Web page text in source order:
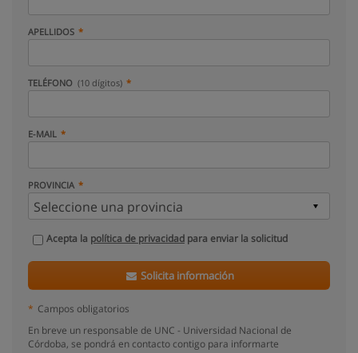
APELLIDOS
TELÉFONO (10 dígitos)
E-MAIL
PROVINCIA
Acepta la política de privacidad para enviar la solicitud
Solicita información
* Campos obligatorios
En breve un responsable de UNC - Universidad Nacional de
Córdoba, se pondrá en contacto contigo para informarte